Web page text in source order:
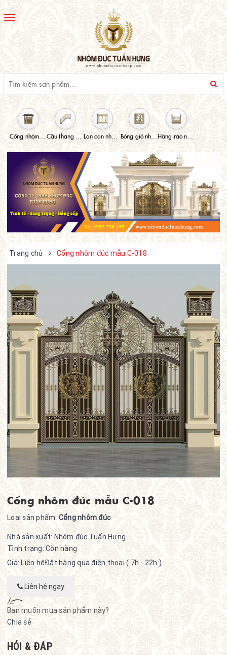
Toggle
Trang chủ Cổng nhôm đúc mẫu C-018
Cổng nhôm đúc mẫu C-018
Loại sản phẩm: Cổng nhôm đúc
Nhà sản xuất: Nhôm đúc Tuấn Hưng
Tình trạng: Còn hàng
Giá: Liên hệĐặt hàng qua điện thoại ( 7h - 22h )
Liên hệ ngay
Bạn muốn mua sản phẩm này?
Chia sẻ
HỎI & ĐÁP